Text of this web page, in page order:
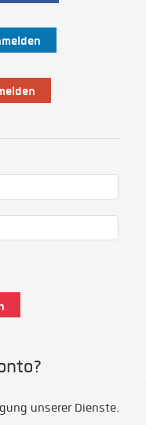
unserer Dienste.